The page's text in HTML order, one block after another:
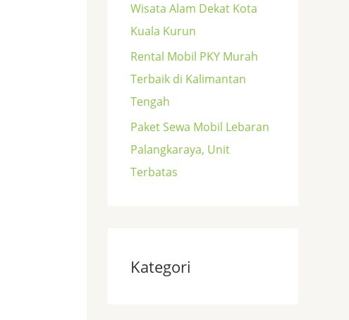
Wisata Alam Dekat Kota
Kuala Kurun
Rental Mobil PKY Murah
Terbaik di Kalimantan
Tengah
Paket Sewa Mobil Lebaran
Palangkaraya, Unit
Terbatas
Kategori